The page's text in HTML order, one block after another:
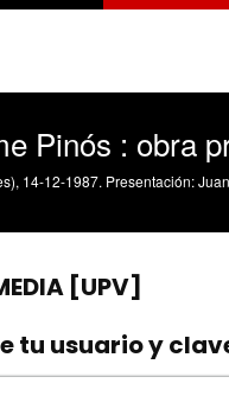
obra propia,